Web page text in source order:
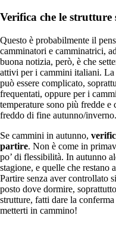
Verifica che le
Questo è probabilmente il
camminatori e camminatrici,
buona notizia, però, è che
attivi per i cammini italiani. La
può essere complicato,
frequentati, oppure per i
temperature sono più fredde
freddo di fine autunno/inverno.
Se cammini in autunno,
partire. Non è come in
po’ di flessibilità. In autunno
stagione, e quelle che restano
Partire senza aver controllato
posto dove dormire,
strutture, fatti dare la
metterti in cammino!